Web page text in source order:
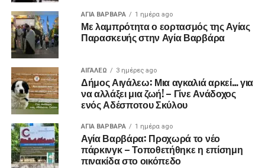
ΑΓΙΑ ΒΑΡΒΑΡΑ 1 ημέρα ago
Με λαμπρότητα ο εορτασμός της Αγίας
Παρασκευής στην Αγία Βαρβάρα
ΑΙΓΑΛΕΩ 3 ημέρες ago
Δήμος Αιγάλεω: Μια αγκαλιά αρκεί… για
να αλλάξει μια ζωή! – Γίνε Ανάδοχος
ενός Αδέσποτου Σκύλου
ΑΓΙΑ ΒΑΡΒΑΡΑ 1 ημέρα ago
Αγία Βαρβάρα: Προχωρά το νέο
πάρκινγκ – Τοποθετήθηκε η επίσημη
πινακίδα στο οικόπεδο